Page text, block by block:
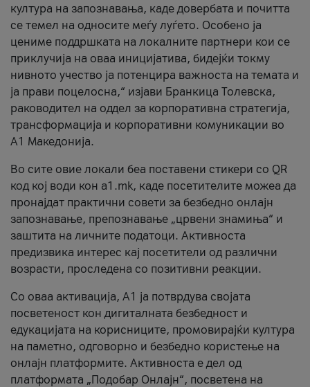
култура на запознавања, каде довербата и почитта
се темел на односите меѓу луѓето. Особено ја
цениме поддршката на локалните партнери кои се
приклучија на оваа иницијатива, бидејќи токму
нивното учество ја потенцира важноста на темата и
ја прави поцелосна,“ изјави Бранкица Толевска,
раководител на оддел за корпоративна стратегија,
трансформација и корпоративни комуникации во
А1 Македонија.
Во сите овие локали беа поставени стикери со QR
код кој води кон a1.mk, каде посетителите можеа да
пронајдат практични совети за безбедно онлајн
запознавање, препознавање „црвени знамиња“ и
заштита на личните податоци. Активноста
предизвика интерес кај посетители од различни
возрасти, проследена со позитивни реакции.
Со оваа активација, А1 ја потврдува својата
посветеност кон дигиталната безбедност и
едукацијата на корисниците, промовирајќи култура
на паметно, одговорно и безбедно користење на
онлајн платформите. Активноста е дел од
платформата „Подобар Онлајн“, посветена на